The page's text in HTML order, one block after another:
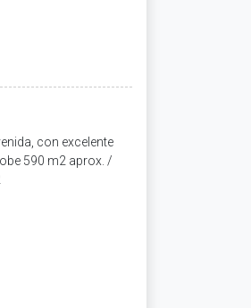
con excelente
590 m2 aprox. /